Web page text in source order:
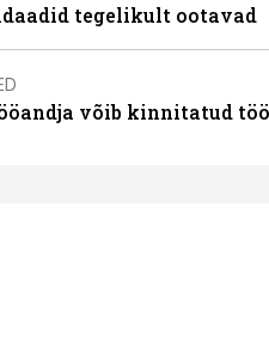
tegelikult ootavad
võib kinnitatud